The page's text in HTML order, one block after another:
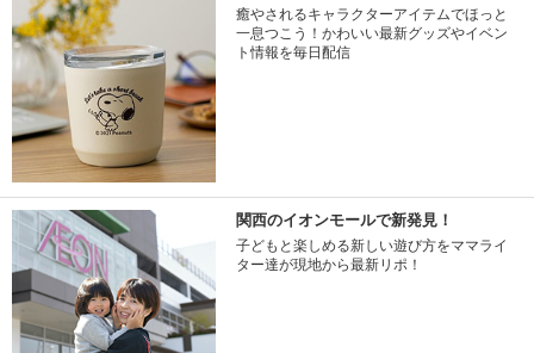
癒やされるキャラクターアイテムでほっと
一息つこう！かわいい最新グッズやイベン
ト情報を毎日配信
関西のイオンモールで新発見！
子どもと楽しめる新しい遊び方をママライ
ター達が現地から最新リポ！